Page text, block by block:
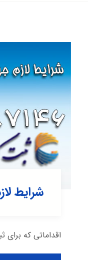
شرایط
اقداماتی که